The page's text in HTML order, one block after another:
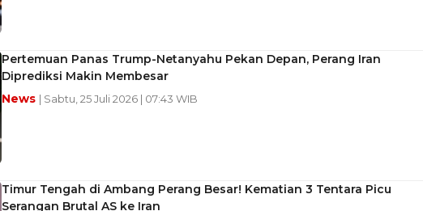
Pertemuan Panas Trump-Netanyahu Pekan Depan, Perang Iran
Diprediksi Makin Membesar
News | Sabtu, 25 Juli 2026 | 07:43 WIB
Timur Tengah di Ambang Perang Besar! Kematian 3 Tentara Picu
Serangan Brutal AS ke Iran